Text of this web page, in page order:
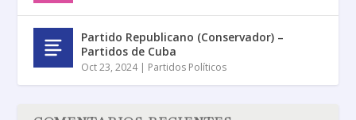
Partido Republicano (Conservador) –
Partidos de Cuba
Oct 23, 2024| Partidos Políticos